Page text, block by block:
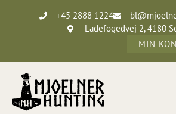
+45 2888 1224
Ladefogedvej 2, 4180
MIN